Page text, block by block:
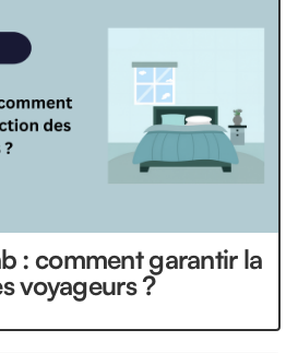
: comment garantir la
voyageurs ?